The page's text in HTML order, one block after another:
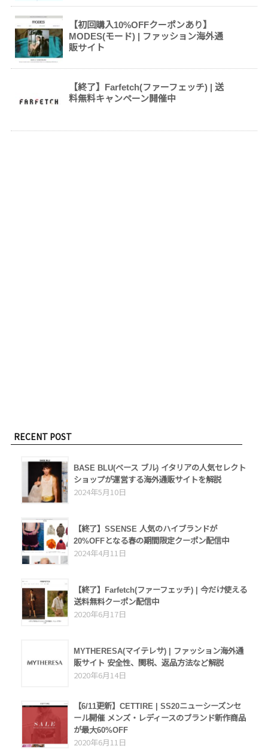
【初回購入10%OFFクーポンあり】
MODES(モード) | ファッション海外通
販サイト
【終了】Farfetch(ファーフェッチ) | 送
料無料キャンペーン開催中
RECENT POST
BASE BLU(ベース ブル) イタリアの人気セレクト
ショップが運営する海外通販サイトを解説
2024年5月10日
【終了】SSENSE 人気のハイブランドが
20%OFFとなる春の期間限定クーポン配信中
2024年4月11日
【終了】Farfetch(ファーフェッチ) | 今だけ使える
送料無料クーポン配信中
2020年6月17日
MYTHERESA(マイテレサ) | ファッション海外通
販サイト 安全性、関税、返品方法など解説
2020年6月14日
【6/11更新】CETTIRE | SS20ニューシーズンセ
ール開催 メンズ・レディースのブランド新作商品
が最大60%OFF
2020年6月11日